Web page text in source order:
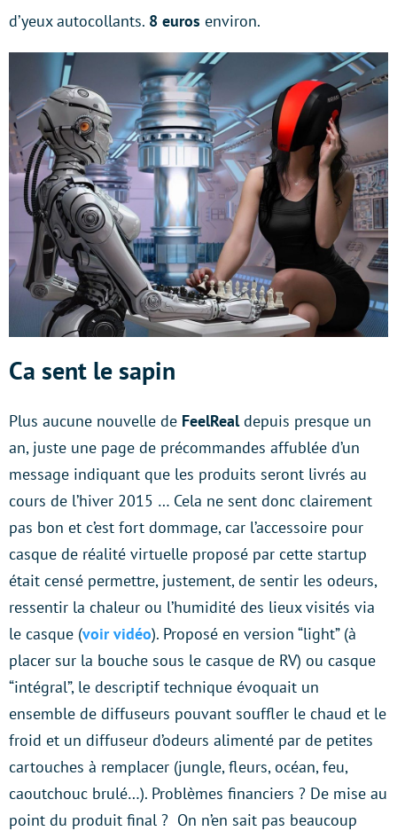
d’yeux autocollants. 8 euros environ.
Ca sent le sapin
Plus aucune nouvelle de FeelRealdepuis presque un
an, juste une page de précommandes affublée d’un
message indiquant que les produits seront livrés au
cours de l’hiver 2015 … Cela ne sent donc clairement
pas bon et c’est fort dommage, car l’accessoire pour
casque de réalité virtuelle proposé par cette startup
était censé permettre, justement, de sentir les odeurs,
ressentir la chaleur ou l’humidité des lieux visités via
le casque (voir vidéo). Proposé en version “light” (à
placer sur la bouche sous le casque de RV) ou casque
“intégral”, le descriptif technique évoquait un
ensemble de diffuseurs pouvant souffler le chaud et le
froid et un diffuseur d’odeurs alimenté par de petites
cartouches à remplacer (jungle, fleurs, océan, feu,
caoutchouc brulé…). Problèmes financiers ? De mise au
point du produit final ? On n’en sait pas beaucoup